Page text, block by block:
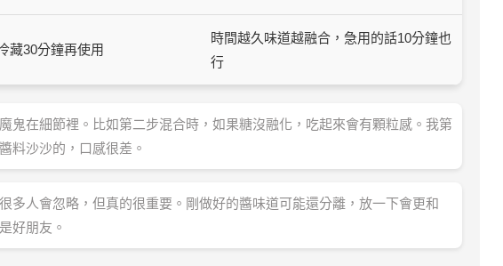
藏30分鐘再使用
時間越久味道越融合，急用的話10分鐘也
行
鬼在細節裡。比如第二步混合時，如果糖沒融化，吃起來會有顆粒感。我第
料沙沙的，口感很差。
多人會忽略，但真的很重要。剛做好的醬味道可能還分離，放一下會更和
好朋友。